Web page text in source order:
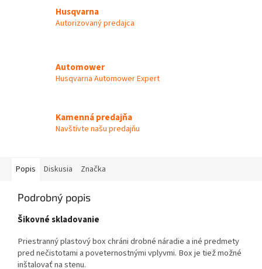
Husqvarna
Autorizovaný predajca
Automower
Husqvarna Automower Expert
Kamenná predajňa
Navštívte našu predajňu
Popis Diskusia Značka
Podrobný popis
Šikovné skladovanie
Priestranný plastový box chráni drobné náradie a iné predmety
pred nečistotami a poveternostnými vplyvmi. Box je tiež možné
inštalovať na stenu.